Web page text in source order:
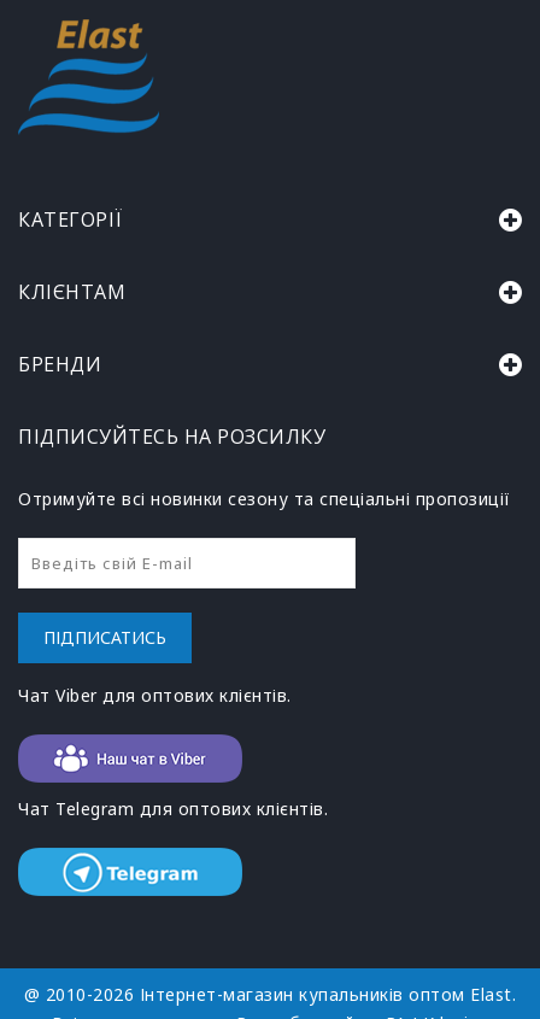
КАТЕГОРІЇ
КЛІЄНТАМ
БРЕНДИ
ПІДПИСУЙТЕСЬ НА РОЗСИЛКУ
Отримуйте всі новинки сезону та спеціальні пропозиції
ПІДПИСАТИСЬ
Чат Viber для оптових клієнтів.
Чат Telegram для оптових клієнтів.
@ 2010-2026 Інтернет-магазин купальників оптом Elast.